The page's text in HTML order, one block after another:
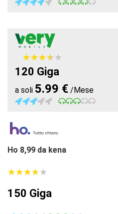
★★★★★
★★★★★
120 Giga
a soli 5.99 € /Mese
Ho 8,99 da kena
★★★★★
★★★★★
150 Giga